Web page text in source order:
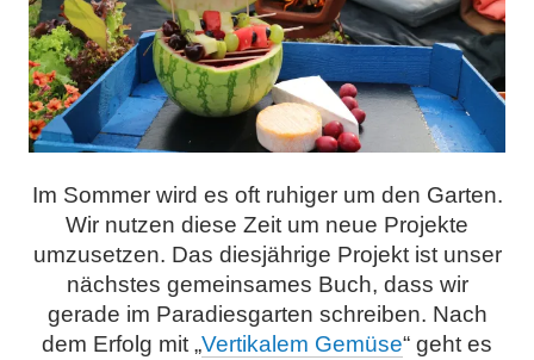
Im Sommer wird es oft ruhiger um den Garten.
Wir nutzen diese Zeit um neue Projekte
umzusetzen. Das diesjährige Projekt ist unser
nächstes gemeinsames Buch, dass wir
gerade im Paradiesgarten schreiben. Nach
dem Erfolg mit „Vertikalem Gemüse“ geht es